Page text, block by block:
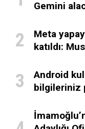
Gemini
Meta
katıldı:
Android
bilgileriniz